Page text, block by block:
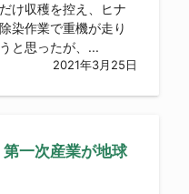
け収穫を控え、ヒナ
染作業で重機が走り
と思ったが、...
2021年3月25日
第一次産業が地球